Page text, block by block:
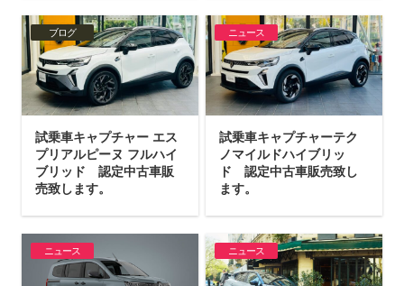
ブログ
試乗車キャプチャー エス
プリアルピーヌ フルハイ
ブリッド 認定中古車販
売致します。
ニュース
試乗車キャプチャーテク
ノマイルドハイブリッ
ド 認定中古車販売致し
ます。
ニュース ニュース